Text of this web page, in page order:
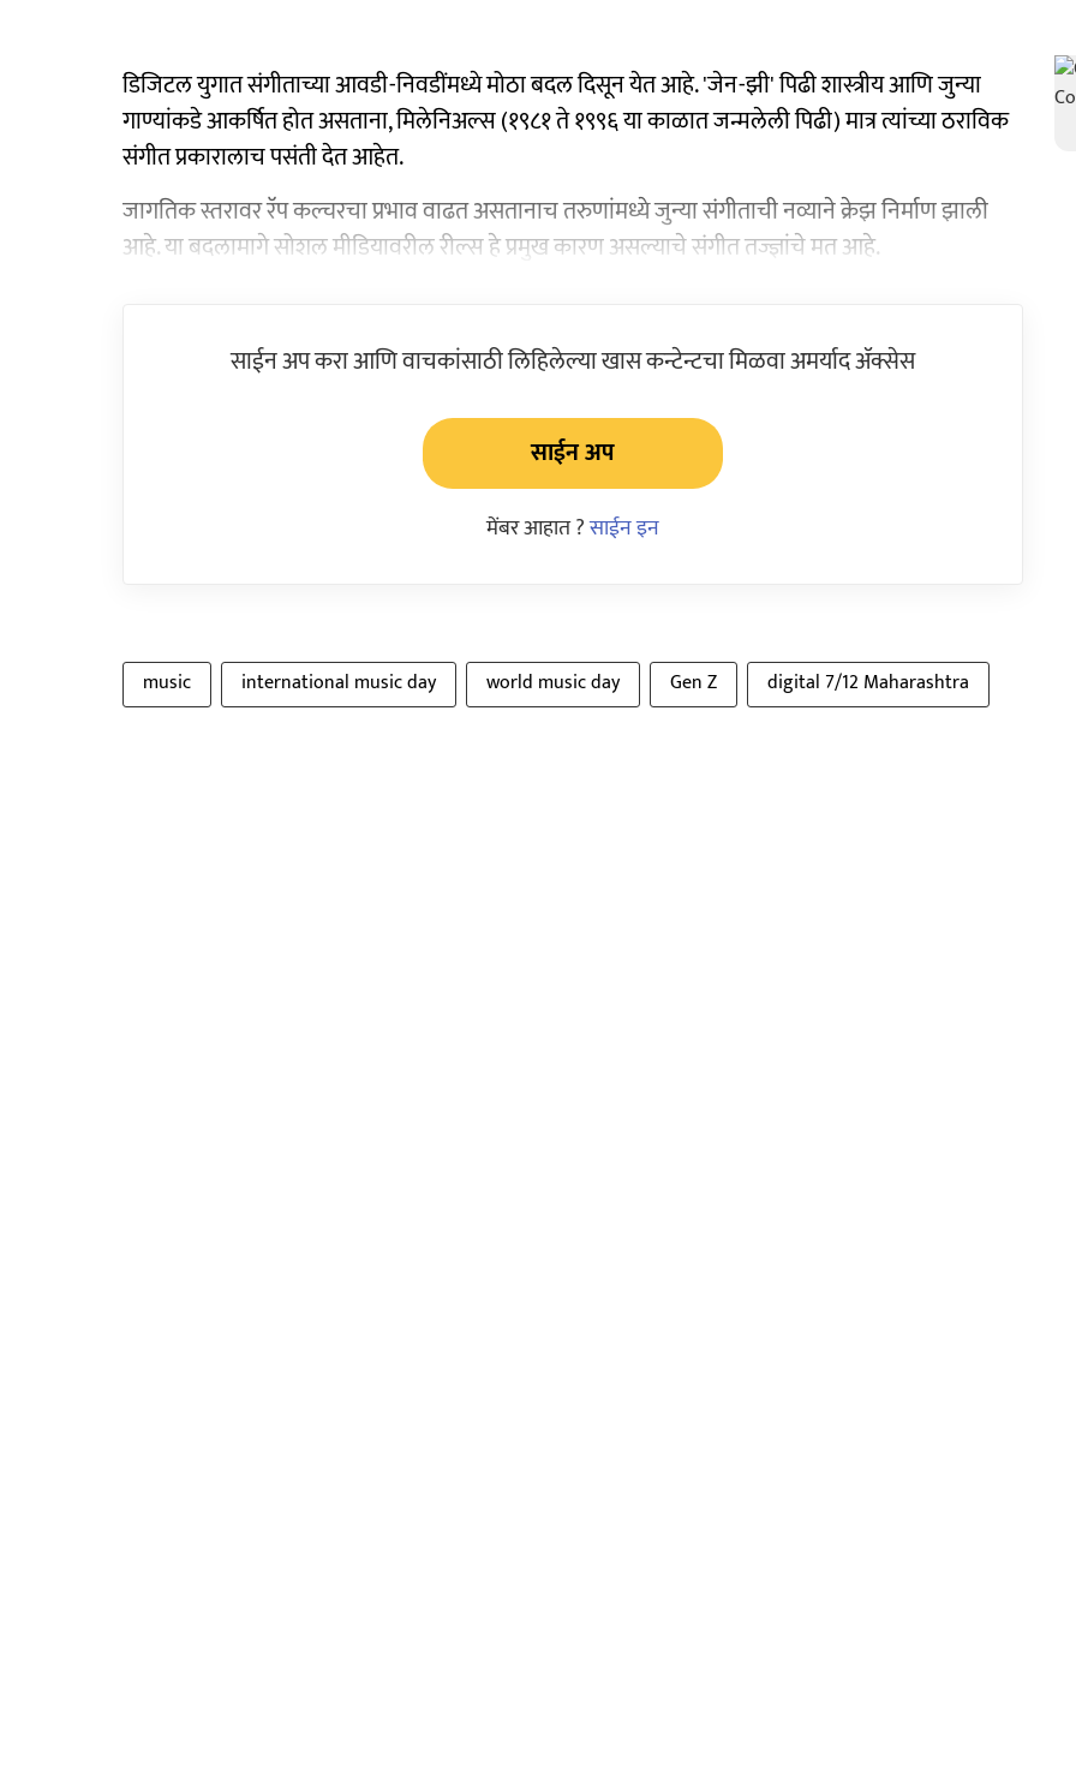
डिजिटल युगात संगीताच्या आवडी-निवडींमध्ये मोठा बदल दिसून येत आहे. 'जेन-झी' पिढी शास्त्रीय आणि जुन्या
गाण्यांकडे आकर्षित होत असताना, मिलेनिअल्स (१९८१ ते १९९६ या काळात जन्मलेली पिढी) मात्र त्यांच्या ठराविक
संगीत प्रकारालाच पसंती देत आहेत.
जागतिक स्तरावर रॅप कल्चरचा प्रभाव वाढत असतानाच तरुणांमध्ये जुन्या संगीताची नव्याने क्रेझ निर्माण झाली
आहे. या बदलामागे सोशल मीडियावरील रील्स हे प्रमुख कारण असल्याचे संगीत तज्ज्ञांचे मत आहे.
साईन अप करा आणि वाचकांसाठी लिहिलेल्या खास कन्टेन्टचा मिळवा अमर्याद ॲक्सेस
साईन अप
मेंबर आहात ?साईन इन
music international music day world music day Gen Z digital 7/12 Maharashtra